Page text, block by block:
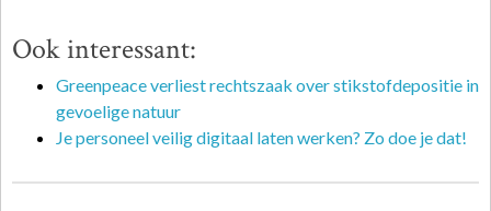
Ook interessant:
Greenpeace verliest rechtszaak over stikstofdepositie in
gevoelige natuur
Je personeel veilig digitaal laten werken? Zo doe je dat!